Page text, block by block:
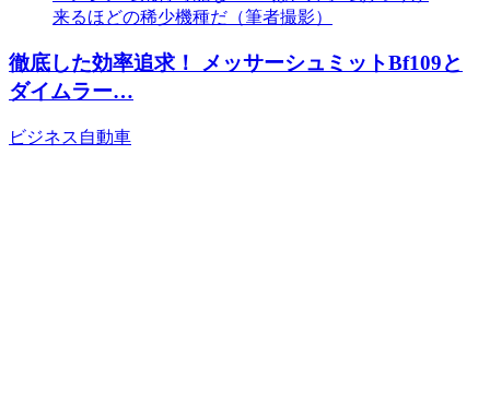
徹底した効率追求！ メッサーシュミットBf109と
ダイムラー…
ビジネス 自動車